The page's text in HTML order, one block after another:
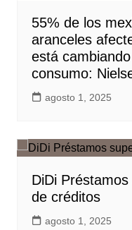
55% de los
aranceles
está
consumo:
agosto 1, 2025
DiDi
de créditos
agosto 1, 2025